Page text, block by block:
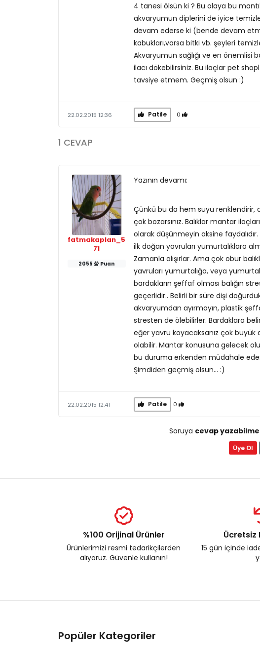
4 tanesi ölsün ki ? Bu olaya bu
akvaryumun diplerini de iyice
devam ederse ki (bende devam
kabukları,varsa bitki vb. şeyleri
Akvaryumun sağlığı ve en önemlisi
ilacı dökebilirsiniz. Bu ilaçlar pet
tavsiye etmem. Geçmiş olsun :)
22.02.2015 12:36 Patile 0
1 CEVAP
fatmakaplan_5
71
2055 Puan
Yazının devamı:
Çünkü bu da hem suyu renklendirir,
çok bozarsınız. Balıklar mantar
olarak düşünmeyin aksine
ilk doğan yavruları yumurtalıklara
Zamanla alışırlar. Ama çok obur
yavruları yumurtalığa, veya
bardakların şeffaf olması balığın
geçerlidir.. Belirli bir süre dişi
akvaryumdan ayırmayın, plastik
stresten de ölebilirler. Bardaklara
eğer yavru koyacaksanız çok büyük
olabilir. Mantar konusuna gelecek
bu duruma erkenden müdahale
Şimdiden geçmiş olsun... :)
22.02.2015 12:41 Patile 0
Soruya cevap
Üye Ol
%100 Orijinal Ürünler
Ürünlerimizi resmi tedarikçilerden
alıyoruz. Güvenle kullanın!
Ücretsiz
15 gün içinde
Popüler Kategoriler